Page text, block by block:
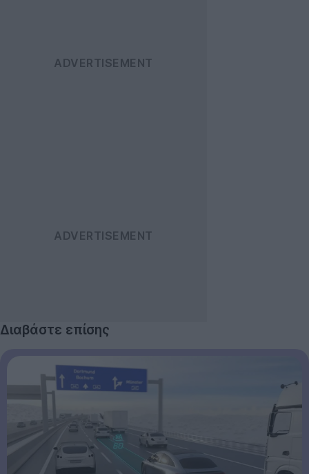
Διαβάστε επίσης